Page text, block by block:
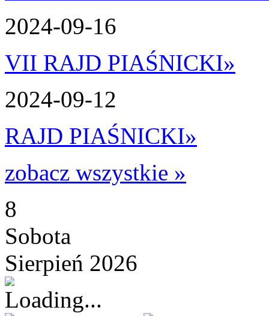
2024-09-16
VII RAJD PIAŚNICKI»
2024-09-12
RAJD PIAŚNICKI»
zobacz wszystkie »
8
Sobota
Sierpień 2026